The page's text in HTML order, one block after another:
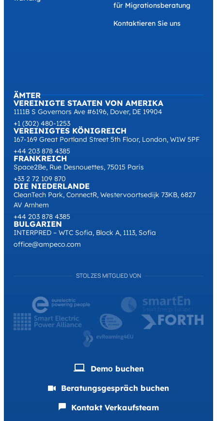
ÄMTER
VEREINIGTE STAATEN VON AMERIKA
1111B S Governors Ave #6196, Dover, DE 19904
+1 (302) 480-1253
VEREINIGTES KÖNIGREICH
167-169 Great Portland Street 5th Floor, London, W1W 5PF
+44 203 878 4385
FRANKREICH
Space2Be, Rue Desnouettes, 75015 Paris
+33 2 72 109 870
DIE NIEDERLANDE
CleanTech Park, ConnectR, Westervoortsedijk 73KB, 6827
AV Arnhem
+44 203 878 4385
BULGARIEN
INTERPRED – WTC Sofia, Block A, 1113, Sofia
office@ampeco.com
für Migrationsberatung
Kontaktieren Sie uns
STOLZES MITGLIED VON
Demо buchen
Beratungsgespräch buchen
Kontakt Verkaufsteam